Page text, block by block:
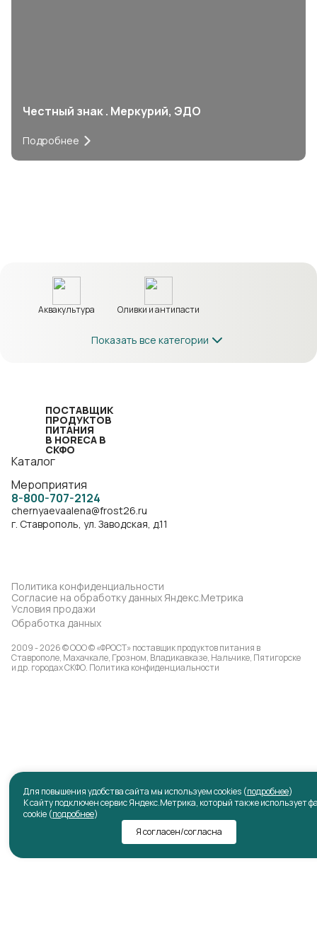
Для повышения удобства сайта мы используем cookies (подробнее)
К сайту подключен сервис Яндекс.Метрика, который также использует
cookie (подробнее)
Я согласен/согласна
Честный знак . Меркурий, ЭДО
Подробнее
Аквакультура Оливки и антипасти
Показать все категории
ПОСТАВЩИК
ПРОДУКТОВ
ПИТАНИЯ
В HORECA В
СКФО
Каталог
Мероприятия
8-800-707-2124
chernyaevaalena@frost26.ru
г. Ставрополь, ул. Заводская, д.11
Политика конфиденциальности
Согласие на обработку данных Яндекс.Метрика
Условия продажи
Обработка данных
2009 - 2026 © ООО © «ФРОСТ» поставщик продуктов питания в
Ставрополе, Махачкале, Грозном, Владикавказе, Нальчике, Пятигорске
и др. городах СКФО. Политика конфиденциальности